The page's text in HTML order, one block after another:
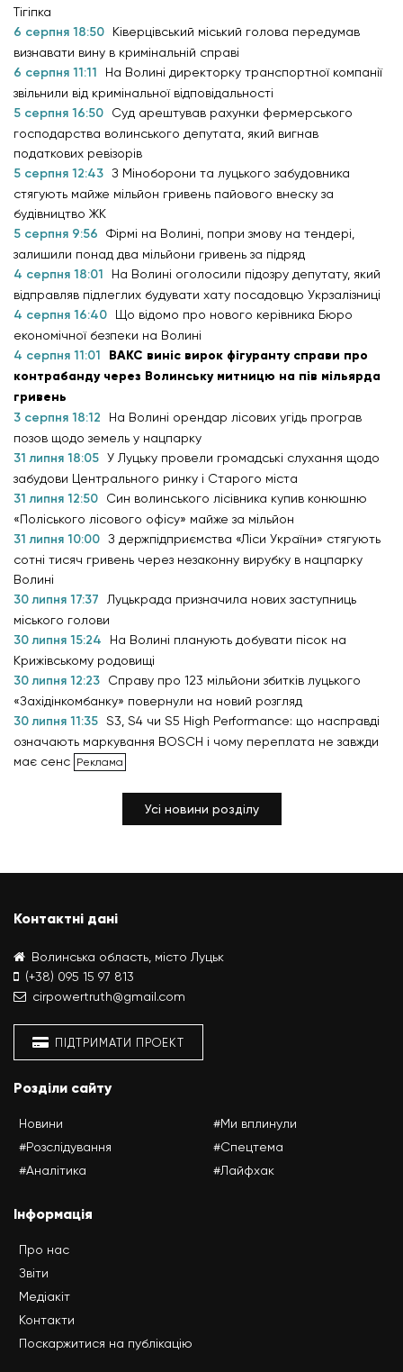
Тігіпка
6 серпня 18:50
Ківерцівський міський голова передумав
визнавати вину в кримінальній справі
6 серпня 11:11
На Волині директорку транспортної компанії
звільнили від кримінальної відповідальності
5 серпня 16:50
Суд арештував рахунки фермерського
господарства волинського депутата, який вигнав
податкових ревізорів
5 серпня 12:43 З Міноборони та луцького забудовника
стягують майже мільйон гривень пайового внеску за
будівництво ЖК
5 серпня 9:56
Фірмі на Волині, попри змову на тендері,
залишили понад два мільйони гривень за підряд
4 серпня 18:01
На Волині оголосили підозру депутату, який
відправляв підлеглих будувати хату посадовцю Укрзалізниці
4 серпня 16:40
Що відомо про нового керівника Бюро
економічної безпеки на Волині
4 серпня 11:01
ВАКС виніс вирок фігуранту справи про
контрабанду через Волинську митницю на пів мільярда
гривень
3 серпня 18:12
На Волині орендар лісових угідь програв
позов щодо земель у нацпарку
31 липня 18:05 У Луцьку провели громадські слухання щодо
забудови Центрального ринку і Старого міста
31 липня 12:50
Син волинського лісівника купив конюшню
«Поліського лісового офісу» майже за мільйон
31 липня 10:00 З держпідприємства «Ліси України» стягують
сотні тисяч гривень через незаконну вирубку в нацпарку
Волині
30 липня 17:37
Луцькрада призначила нових заступниць
міського голови
30 липня 15:24
На Волині планують добувати пісок на
Крижівському родовищі
30 липня 12:23
Справу про 123 мільйони збитків луцького
«Західінкомбанку» повернули на новий розгляд
30 липня 11:35 S3, S4 чи S5 High Performance: що насправді
означають маркування BOSCH і чому переплата не завжди
має сенс
Усі новини розділу
Контактні дані
Волинська область, місто Луцьк
(+38) 095 15 97 813
cirpowertruth@gmail.com
ПІДТРИМАТИ ПРОЕКТ
Розділи сайту
Новини
#Розслідування
#Аналітика
#Ми вплинули
#Спецтема
#Лайфхак
Інформація
Про нас
Звіти
Медіакіт
Контакти
Поскаржитися на публікацію